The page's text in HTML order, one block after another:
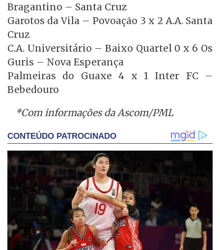
Bragantino – Santa Cruz
Garotos da Vila – Povoação 3 x 2 A.A. Santa
Cruz
C.A. Universitário – Baixo Quartel 0 x 6 Os
Guris – Nova Esperança
Palmeiras do Guaxe 4 x 1 Inter FC –
Bebedouro
*Com informações da Ascom/PML